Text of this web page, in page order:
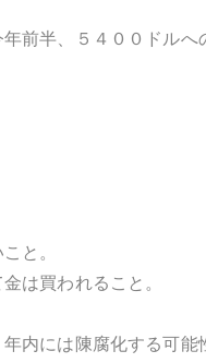
前半、５４００ドルへ
と。
は買われること。
内には陳腐化する可能